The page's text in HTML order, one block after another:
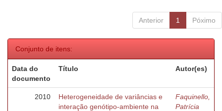
Anterior 1 Póximo
Conjunto de itens:
Data do
documento
Título Autor(es)
2010
Heterogeneidade de variâncias e
interação genótipo-ambiente na
Faquinello,
Patrícia